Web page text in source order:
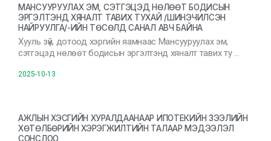
МАНСУУРУУЛАХ ЭМ, СЭТГЭЦЭД НӨЛӨӨТ БОДИСЫН
ЭРГЭЛТЭНД ХЯНАЛТ ТАВИХ ТУХАЙ /ШИНЭЧИЛСЭН
НАЙРУУЛГА/-ИЙН ТӨСӨЛД САНАЛ АВЧ БАЙНА
Хууль зүй, дотоод хэргийн яамнаас Мансууруулах эм,
сэтгэцэд нөлөөт бодисын эргэлтэнд хяналт тавих ту …
2025-10-13
АЖЛЫН ХЭСГИЙН ХУРАЛДААНААР ИПОТЕКИЙН ЗЭЭЛИЙН
ХӨТӨЛБӨРИЙН ХЭРЭГЖИЛТИЙН ТАЛААР МЭДЭЭЛЭЛ
СОНСЛОО